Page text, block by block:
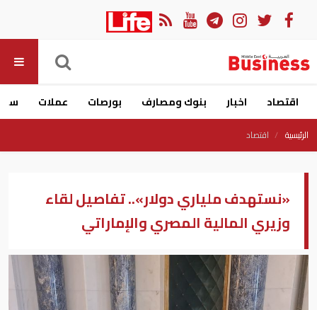
اقتصاد اخبار بنوك ومصارف بورصات عملات
الرئيسية اقتصاد
«نستهدف ملياري دولار».. تفاصيل لقاء
وزيري المالية المصري والإماراتي